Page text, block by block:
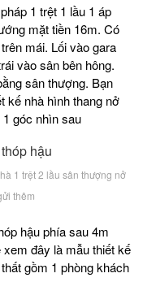
1 trệt 1 lầu 1 áp
mặt tiền 16m. Có
mái. Lối vào gara
vào sân bên hông.
sân thượng. Bạn
kế nhà hình thang nở
góc nhìn sau
1 trệt 2 lầu sân thượng nở
thêm
hậu phía sau 4m
đây là mẫu thiết kế
gồm 1 phòng khách